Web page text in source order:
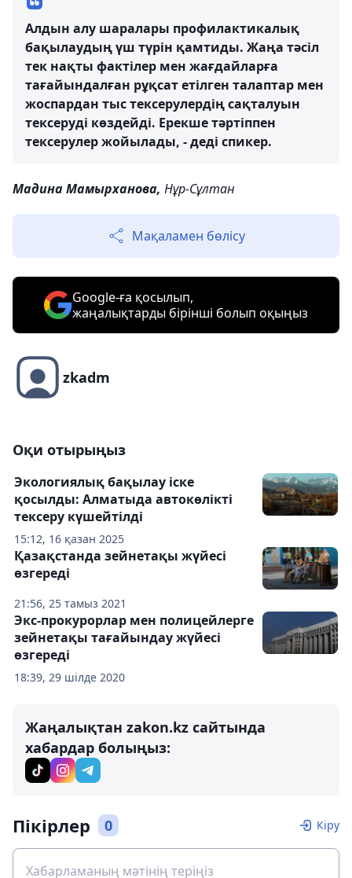
Алдын алу шаралары профилактикалық
бақылаудың үш түрін қамтиды. Жаңа тәсіл
тек нақты фактілер мен жағдайларға
тағайындалған рұқсат етілген талаптар мен
жоспардан тыс тексерулердің сақталуын
тексеруді көздейді. Ерекше тәртіппен
тексерулер жойылады, - деді спикер.
Мадина Мамырханова, Нұр-Сұлтан
Мақаламен бөлісу
Google-ға қосылып,
жаңалықтарды бірінші болып оқыңыз
zkadm
Оқи отырыңыз
15:12, 16 қазан 2025
Экологиялық бақылау іске
қосылды: Алматыда автокөлікті
тексеру күшейтілді
21:56, 25 тамыз 2021
Қазақстанда зейнетақы жүйесі
өзгереді
18:39, 29 шілде 2020
Экс-прокурорлар мен полицейлерге
зейнетақы тағайындау жүйесі
өзгереді
Жаңалықтан zakon.kz сайтында
хабардар болыңыз:
Пікірлер 0 Кіру